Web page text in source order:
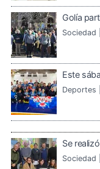
Golía
Sociedad |
Este
Deportes |
Se
Sociedad |